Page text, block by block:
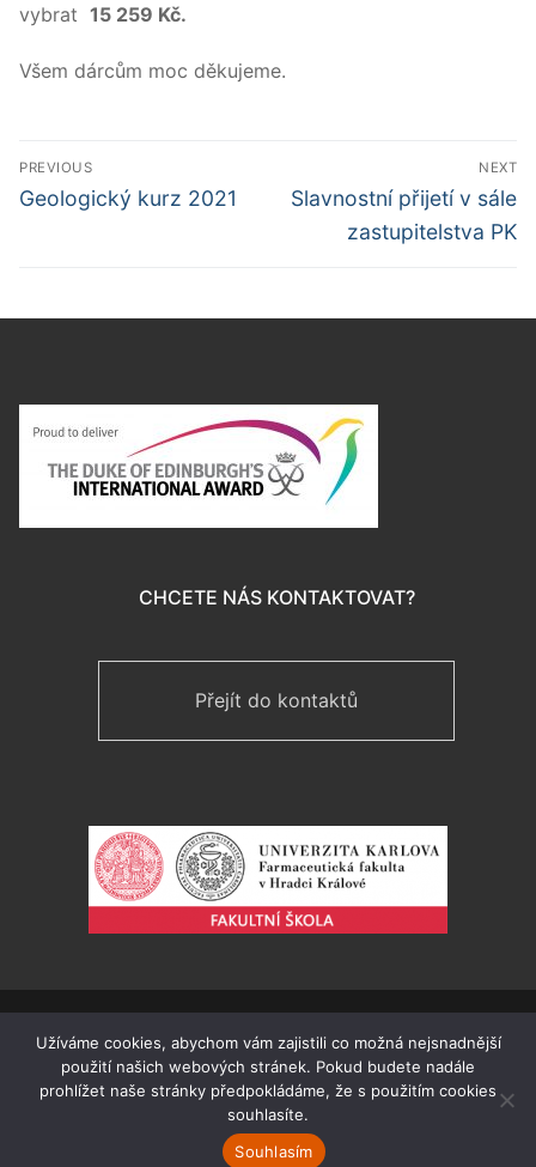
vybrat 15 259 Kč.
Všem dárcům moc děkujeme.
Navigace
pro
PREVIOUS
Předchozí
Geologický kurz 2021
NEXT
Další
příspěvek
Slavnostní přijetí v sále
zastupitelstva PK
CHCETE NÁS KONTAKTOVAT?
Přejít do kontaktů
Pro Gymnázium a SOŠ Plasy vytvořil Luboš Hubáčekv
roce 2018. Webmaster Václav Jícha.
Prohlášení o přístupnosti
Mapa stránek
Užíváme cookies, abychom vám zajistili co možná nejsnadnější
použití našich webových stránek. Pokud budete nadále
prohlížet naše stránky předpokládáme, že s použitím cookies
souhlasíte.
Souhlasím